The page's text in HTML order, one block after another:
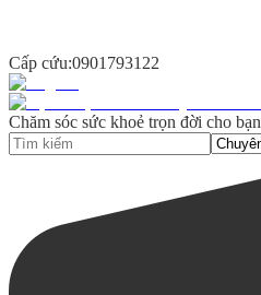
Cấp cứu:0901793122
Chăm sóc sức khoẻ trọn đời cho bạn